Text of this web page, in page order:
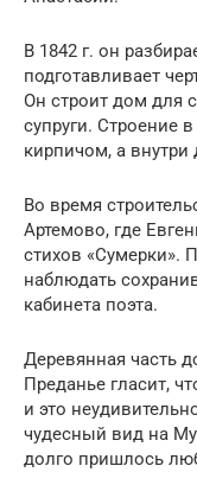
В 1842 г. он
подготавливает
Он строит дом для
супруги. Строение
кирпичом, а внутри
Во время
Артемово, где
стихов «Сумерки».
наблюдать
кабинета поэта.
Деревянная часть
Преданье гласит,
и это
чудесный вид на
долго пришлось